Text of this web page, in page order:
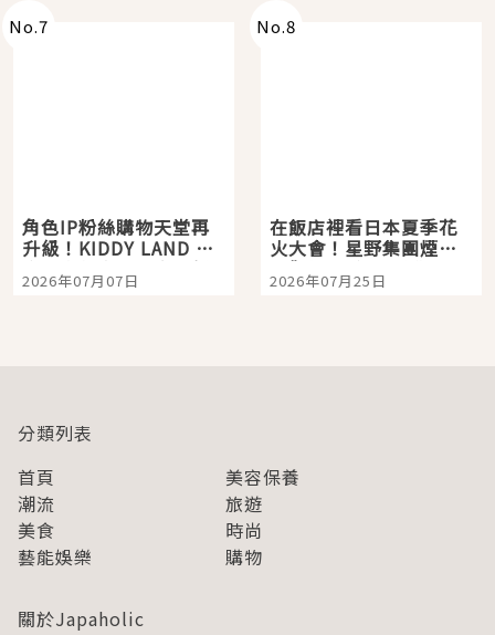
No.7
角色IP粉絲購物天堂再
升級！KIDDY LAND 原
宿店吉伊卡哇迎客，新
開幕 OMOKADO 店3分
2026年07月07日
No.8
在飯店裡看日本夏季花
火大會！星野集團煙火
景觀飯店6選，讓你不用
人擠人悠閒欣賞
2026年07月25日
分類列表
首頁
美容保養
潮流
旅遊
美食
時尚
藝能娛樂
購物
關於Japaholic